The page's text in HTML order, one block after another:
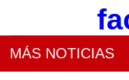
MÁS NOTICIAS